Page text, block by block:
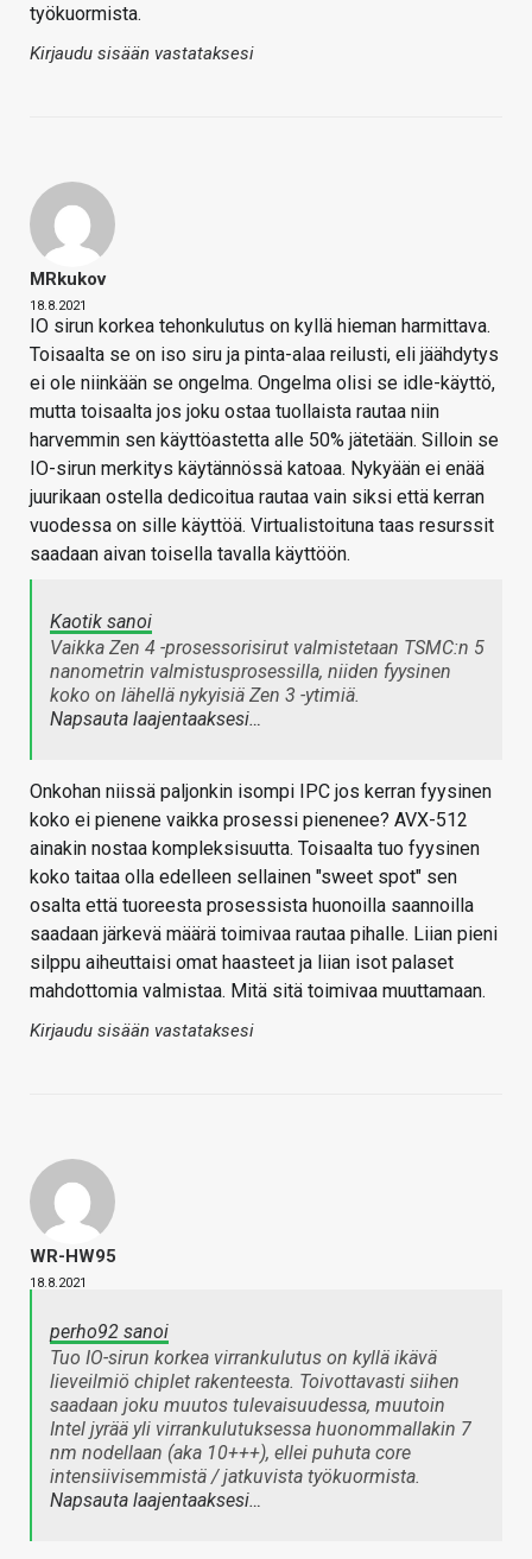
työkuormista.
Kirjaudu sisään vastataksesi
MRkukov
18.8.2021
IO sirun korkea tehonkulutus on kyllä hieman harmittava.
Toisaalta se on iso siru ja pinta-alaa reilusti, eli jäähdytys
ei ole niinkään se ongelma. Ongelma olisi se idle-käyttö,
mutta toisaalta jos joku ostaa tuollaista rautaa niin
harvemmin sen käyttöastetta alle 50% jätetään. Silloin se
IO-sirun merkitys käytännössä katoaa. Nykyään ei enää
juurikaan ostella dedicoitua rautaa vain siksi että kerran
vuodessa on sille käyttöä. Virtualistoituna taas resurssit
saadaan aivan toisella tavalla käyttöön.
Kaotik sanoi
Vaikka Zen 4 -prosessorisirut valmistetaan TSMC:n 5
nanometrin valmistusprosessilla, niiden fyysinen
koko on lähellä nykyisiä Zen 3 -ytimiä.
Napsauta laajentaaksesi…
Onkohan niissä paljonkin isompi IPC jos kerran fyysinen
koko ei pienene vaikka prosessi pienenee? AVX-512
ainakin nostaa kompleksisuutta. Toisaalta tuo fyysinen
koko taitaa olla edelleen sellainen "sweet spot" sen
osalta että tuoreesta prosessista huonoilla saannoilla
saadaan järkevä määrä toimivaa rautaa pihalle. Liian pieni
silppu aiheuttaisi omat haasteet ja liian isot palaset
mahdottomia valmistaa. Mitä sitä toimivaa muuttamaan.
Kirjaudu sisään vastataksesi
WR-HW95
18.8.2021
perho92 sanoi
Tuo IO-sirun korkea virrankulutus on kyllä ikävä
lieveilmiö chiplet rakenteesta. Toivottavasti siihen
saadaan joku muutos tulevaisuudessa, muutoin
Intel jyrää yli virrankulutuksessa huonommallakin 7
nm nodellaan (aka 10+++), ellei puhuta core
intensiivisemmistä / jatkuvista työkuormista.
Napsauta laajentaaksesi…